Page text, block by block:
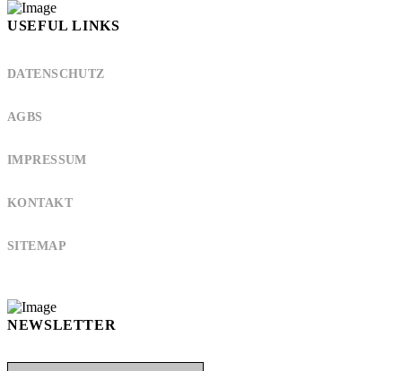
USEFUL LINKS
DATENSCHUTZ
AGBS
IMPRESSUM
KONTAKT
SITEMAP
NEWSLETTER